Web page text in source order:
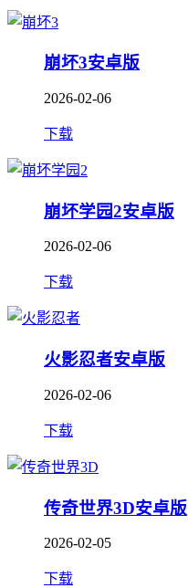
崩坏3安卓版
2026-02-06
下载
崩坏学园2安卓版
2026-02-06
下载
火影忍者安卓版
2026-02-06
下载
传奇世界3D安卓版
2026-02-05
下载